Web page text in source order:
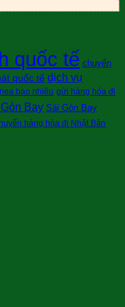
quốc tế chuyển
quốc tế dịch vụ
bao nhiêu gửi hàng hóa đi
Bay Sài Gòn Bay
hàng hóa đi Nhật Bản